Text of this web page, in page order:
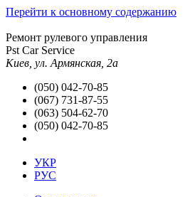
Перейти к основному содержанию
Ремонт рулевого управления
Pst Car Service
Киев, ул. Армянская, 2а
(050) 042-70-85
(067) 731-87-55
(063) 504-62-70
(050) 042-70-85
УКР
РУС